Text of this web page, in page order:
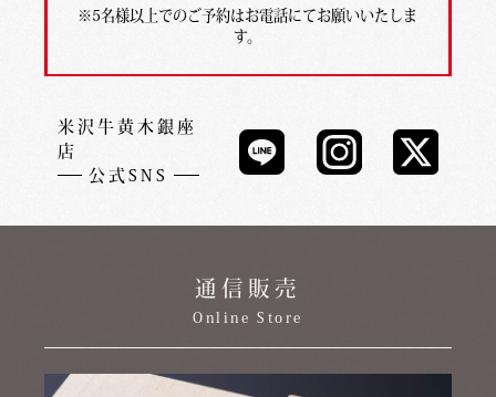
※5名様以上でのご予約はお電話にてお願いいたしま
す。
米沢牛黄木銀座
店
公式SNS
通信販売
Online Store